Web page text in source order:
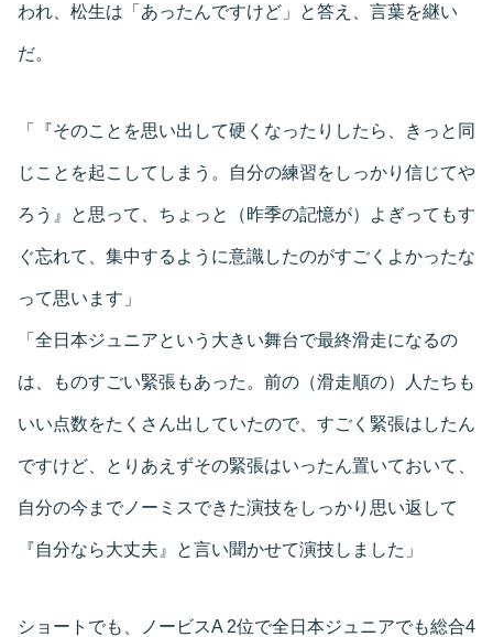
われ、松生は「あったんですけど」と答え、言葉を継い
だ。
「『そのことを思い出して硬くなったりしたら、きっと同
じことを起こしてしまう。自分の練習をしっかり信じてや
ろう』と思って、ちょっと（昨季の記憶が）よぎってもす
ぐ忘れて、集中するように意識したのがすごくよかったな
って思います」
「全日本ジュニアという大きい舞台で最終滑走になるの
は、ものすごい緊張もあった。前の（滑走順の）人たちも
いい点数をたくさん出していたので、すごく緊張はしたん
ですけど、とりあえずその緊張はいったん置いておいて、
自分の今までノーミスできた演技をしっかり思い返して
『自分なら大丈夫』と言い聞かせて演技しました」
ショートでも、ノービスA 2位で全日本ジュニアでも総合4